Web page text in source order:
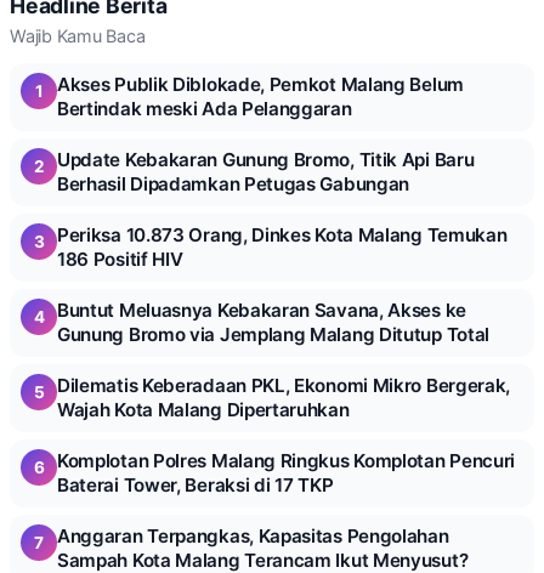
Headline Berita
Wajib Kamu Baca
1
Akses Publik Diblokade, Pemkot Malang Belum
Bertindak meski Ada Pelanggaran
2
Update Kebakaran Gunung Bromo, Titik Api Baru
Berhasil Dipadamkan Petugas Gabungan
3
Periksa 10.873 Orang, Dinkes Kota Malang Temukan
186 Positif HIV
4
Buntut Meluasnya Kebakaran Savana, Akses ke
Gunung Bromo via Jemplang Malang Ditutup Total
5
Dilematis Keberadaan PKL, Ekonomi Mikro Bergerak,
Wajah Kota Malang Dipertaruhkan
6
Komplotan Polres Malang Ringkus Komplotan Pencuri
Baterai Tower, Beraksi di 17 TKP
7
Anggaran Terpangkas, Kapasitas Pengolahan
Sampah Kota Malang Terancam Ikut Menyusut?